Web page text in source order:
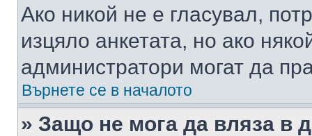
Ако никой не е гласувал,
изцяло анкетата, но ако
администратори могат да
Върнете се в началото
» Защо не мога да вляза в